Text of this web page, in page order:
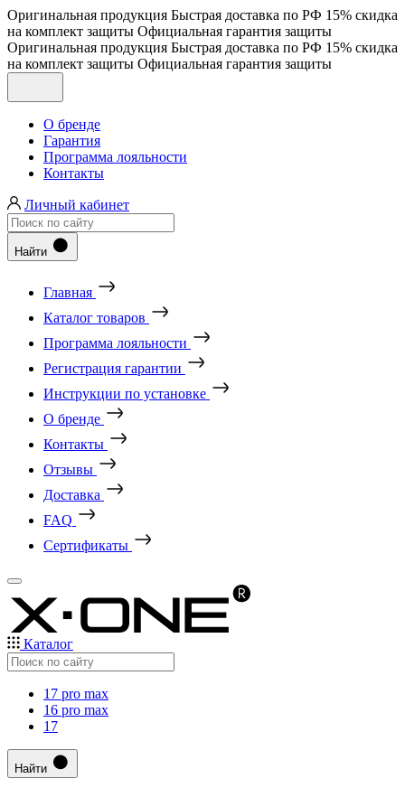
Оригинальная продукция Быстрая доставка по РФ 15% скидка
на комплект защиты Официальная гарантия защиты
Оригинальная продукция Быстрая доставка по РФ 15% скидка
на комплект защиты Официальная гарантия защиты
О бренде
Гарантия
Программа лояльности
Контакты
Личный кабинет
Найти
Главная
Каталог товаров
Программа лояльности
Регистрация гарантии
Инструкции по установке
О бренде
Контакты
Отзывы
Доставка
FAQ
Сертификаты
Каталог
17 pro max
16 pro max
17
Найти